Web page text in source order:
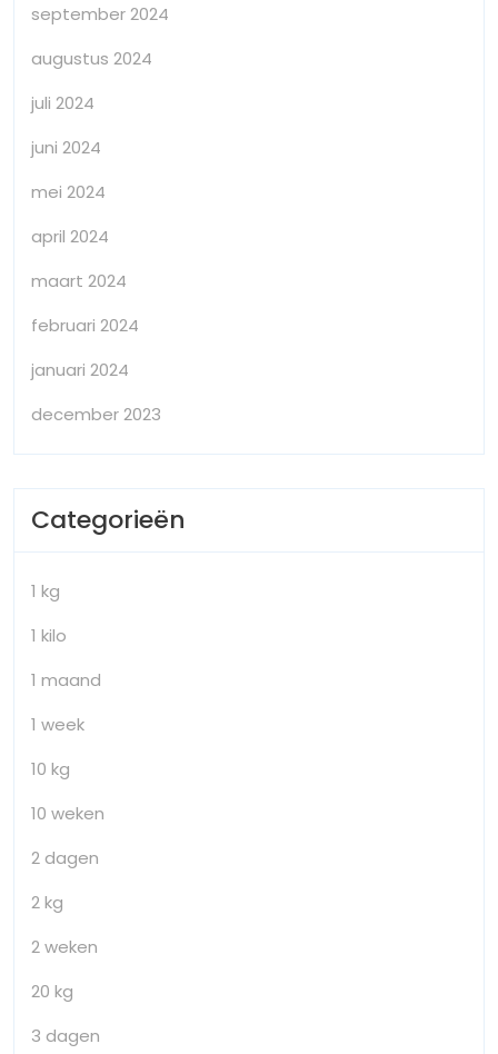
september 2024
augustus 2024
juli 2024
juni 2024
mei 2024
april 2024
maart 2024
februari 2024
januari 2024
december 2023
Categorieën
1 kg
1 kilo
1 maand
1 week
10 kg
10 weken
2 dagen
2 kg
2 weken
20 kg
3 dagen